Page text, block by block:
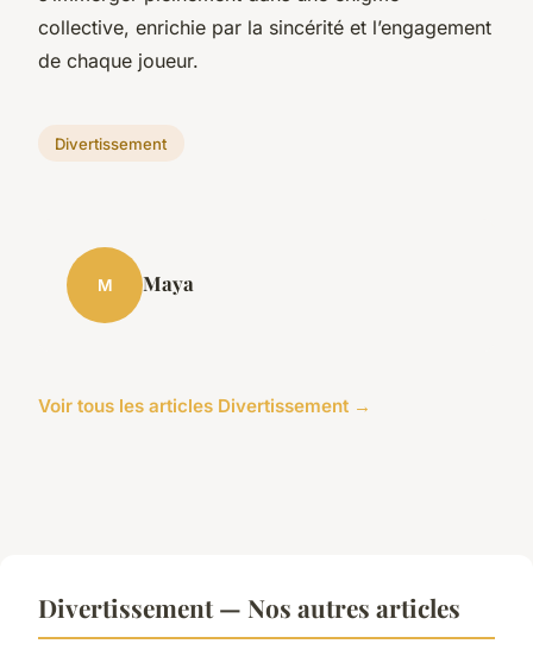
collective, enrichie par la sincérité et l’engagement
de chaque joueur.
Divertissement
M Maya
Voir tous les articles Divertissement →
Divertissement — Nos autres articles